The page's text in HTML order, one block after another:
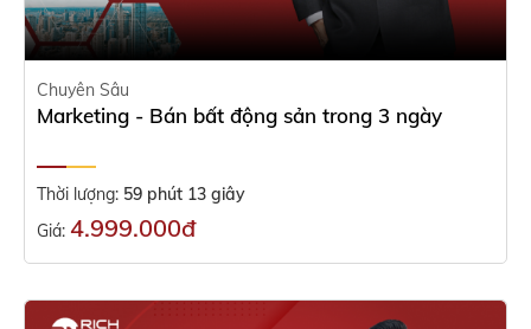
Chuyên Sâu
Marketing - Bán bất động sản trong 3 ngày
Thời lượng: 59 phút 13 giây
Giá: 4.999.000đ